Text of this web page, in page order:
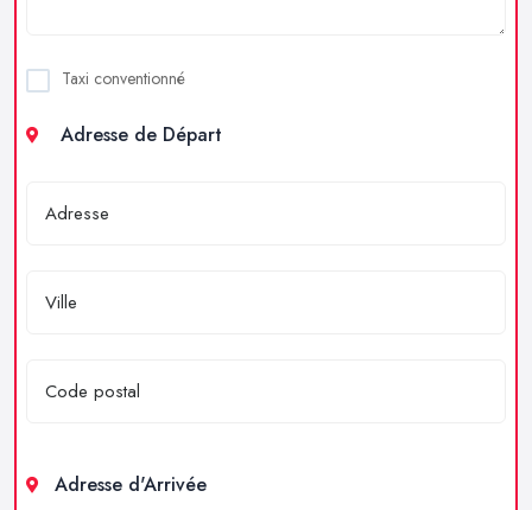
Taxi conventionné
Adresse de Départ
Adresse d'Arrivée